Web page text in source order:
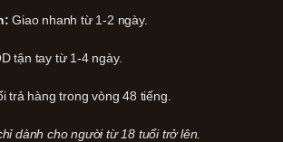
Giao nhanh từ 1-2 ngày.
tận tay từ 1-4 ngày.
trả hàng trong vòng 48 tiếng.
dành cho người từ 18 tuổi trở lên.